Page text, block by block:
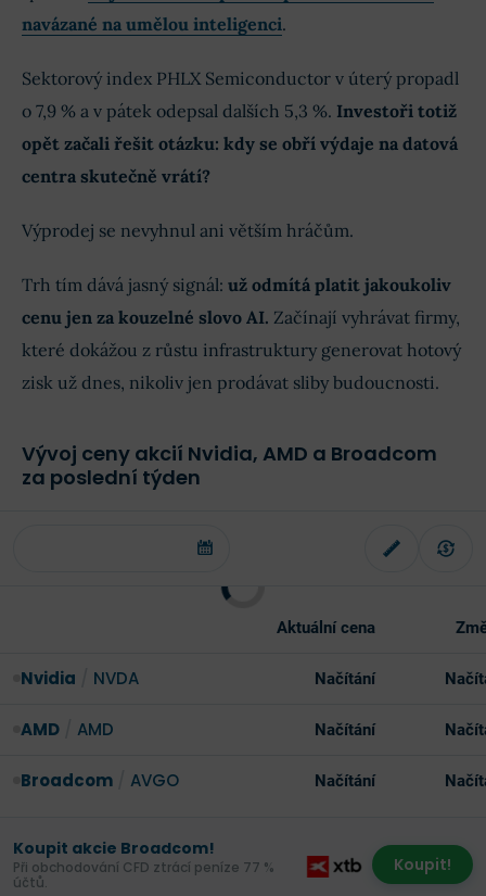
navázané na umělou inteligenci.
Sektorový index PHLX Semiconductor v úterý propadl
o 7,9 % a v pátek odepsal dalších 5,3 %. Investoři totiž
opět začali řešit otázku: kdy se obří výdaje na datová
centra skutečně vrátí?
Výprodej se nevyhnul ani větším hráčům.
Trh tím dává jasný signál: už odmítá platit jakoukoliv
cenu jen za kouzelné slovo AI. Začínají vyhrávat firmy,
které dokážou z růstu infrastruktury generovat hotový
zisk už dnes, nikoliv jen prodávat sliby budoucnosti.
Vývoj ceny akcií Nvidia, AMD a Broadcom
za poslední týden
Aktuální cena
Nvidia NVDA Načítání
AMD AMD Načítání
Broadcom AVGO Načítání
Koupit akcie Broadcom!
Při obchodování CFD ztrácí peníze 77 %
účtů.
Koupit!